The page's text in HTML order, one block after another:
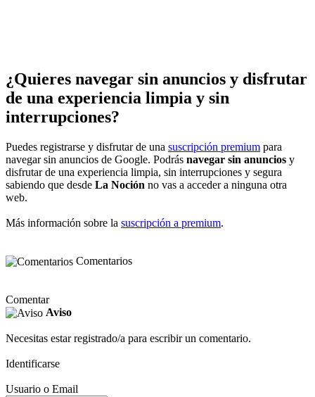
¿Quieres navegar sin anuncios y disfrutar
de una experiencia limpia y sin
interrupciones?
Puedes registrarse y disfrutar de una suscripción premium para
navegar sin anuncios de Google. Podrás navegar sin anuncios y
disfrutar de una experiencia limpia, sin interrupciones y segura
sabiendo que desde La Noción no vas a acceder a ninguna otra
web.
Más información sobre la suscripción a premium.
Comentarios
Comentar
Aviso
Necesitas estar registrado/a para escribir un comentario.
Identificarse
Usuario o Email